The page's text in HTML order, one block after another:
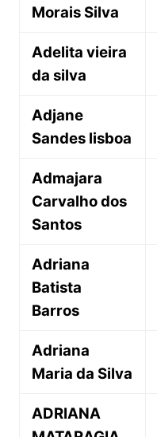
Morais Silva
Adelita vieira
da silva
Adjane
Sandes lisboa
Admajara
Carvalho dos
Santos
Adriana
Batista
Barros
Adriana
Maria da Silva
ADRIANA